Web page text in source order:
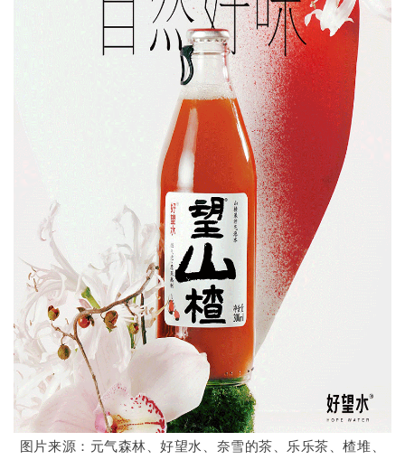
图片来源：元气森林、好望水、奈雪的茶、乐乐茶、楂堆、